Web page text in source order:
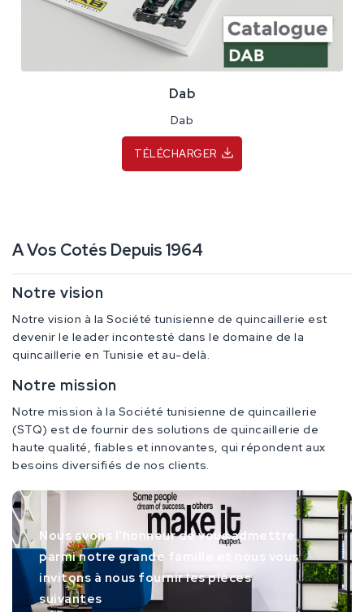
Dab
Dab
TÉLÉCHARGER
A Vos Cotés Depuis 1964
Notre vision
Notre vision à la Société tunisienne de quincaillerie est
devenir le leader incontesté dans le domaine de la
quincaillerie en Tunisie et au-delà.
Notre mission
Notre mission à la Société tunisienne de quincaillerie
(STQ) est de fournir des solutions de quincaillerie de
haute qualité, fiables et innovantes, qui répondent aux
besoins diversifiés de nos clients.
Nous avons l'honneur de vous admettre
parmi notre grande famille et nous vous
invitons à nous fournir les pièces
suivantes